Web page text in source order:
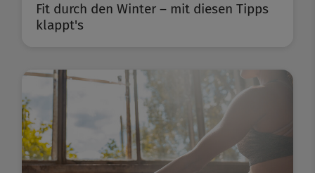
Fit durch den Winter – mit diesen Tipps
klappt's